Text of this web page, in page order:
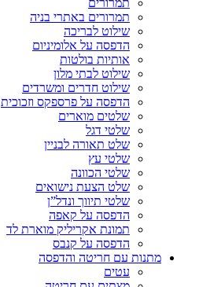
תמרורים
תמרורים באתרי בניה
שילוט לבריכה
הדפסה על אלומיניום
אותיות בולטות
שילוט לבתי מלון
שילוט חדרים ומשרדים
הדפסה על פרספקס וזכוכית
שלטים מוארים
שלטי דגל
שלט תאורה לבניין
שלטי עץ
שלטי הכוונה
שלט הצעת נישואים
שלטי תיווך ונדל”ן
הדפסה על קאפה
תמונת אקריליק מוארת לד
הדפסה על קנבס
מתנות עם חריטה והדפסה
עטים